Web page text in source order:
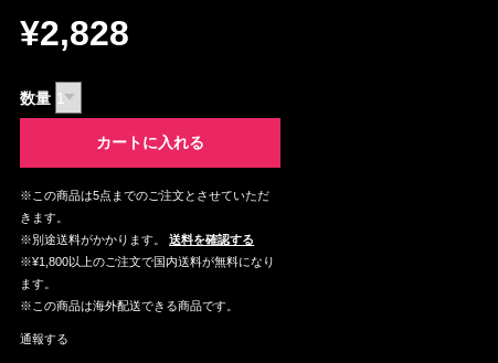
¥2,828
数量
カートに入れる
※この商品は5点までのご注文とさせていただ
きます。
※別途送料がかかります。
送料を確認する
※¥1,800以上のご注文で国内送料が無料になり
ます。
※この商品は海外配送できる商品です。
通報する